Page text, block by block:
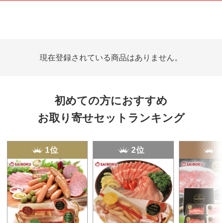
現在登録されている商品はありません。
初めての方におすすめ
お取り寄せセットランキング
1位 2位